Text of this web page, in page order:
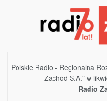
Polskie Radio - Regionalna
Zachód S.A." w
Radio